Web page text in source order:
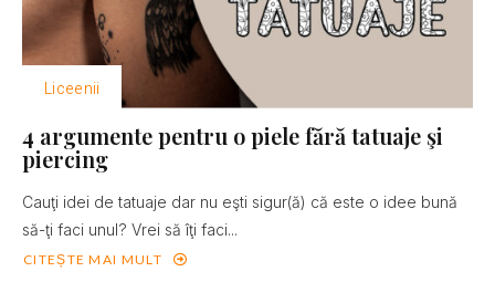
Liceenii
4 argumente pentru o piele fără tatuaje şi
piercing
Cauţi idei de tatuaje dar nu eşti sigur(ă) că este o idee bună
să-ţi faci unul? Vrei să îţi faci...
CITEȘTE MAI MULT